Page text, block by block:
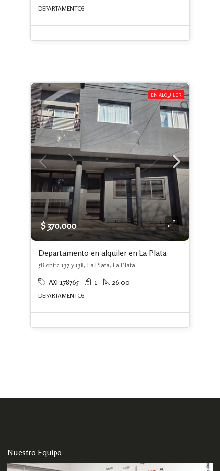
DEPARTAMENTOS
EN ALQUILER
$ 370.000
Departamento en alquiler en La Plata
58 entre 137 y 138, La Plata, La Plata
AXI-178765 1 26.00
DEPARTAMENTOS
Nuestro Equipo